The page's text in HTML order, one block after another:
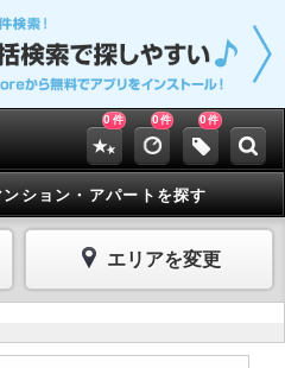
0 件 0件 0件
ション・アパートを探す
エリアを変更